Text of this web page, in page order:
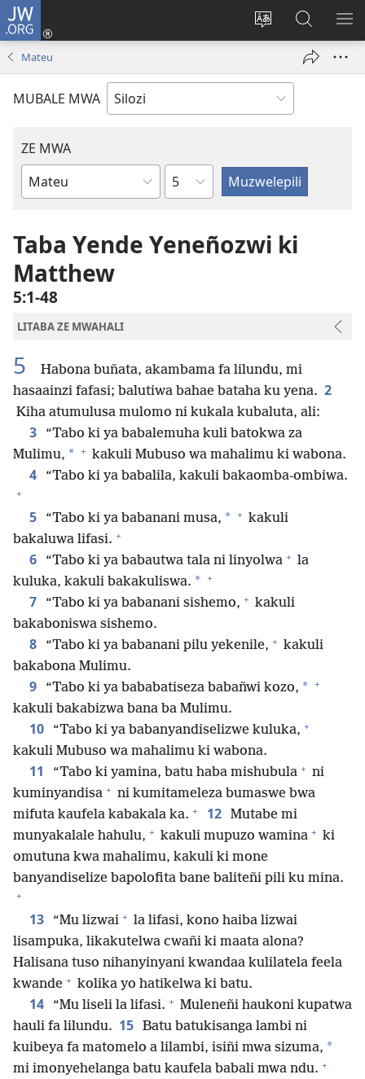
JW.ORG
Mu
Mukene
(opens
Mubate
Litaba
fa
Mateu
MUBALE MWA
ZE MWA
Buka
Bibele
Chapter
Taba Yende Yeneñozwi ki
Matthew
5:1-48
LITABA ZE MWAHALI
5
Habona buñata, akambama fa lilundu, mi
hasaainzi fafasi; balutiwa bahae bataha ku yena. 2
Kiha atumulusa mulomo ni kukala kubaluta, ali:
3
“Tabo ki ya babalemuha kuli batokwa za
Mulimu, * + kakuli Mubuso wa mahalimu ki wabona.
4 “Tabo ki ya babalila, kakuli bakaomba-ombiwa.
+
5 “Tabo ki ya babanani musa, * + kakuli
bakaluwa lifasi. +
6 “Tabo ki ya babautwa tala ni linyolwa + la
kuluka, kakuli bakakuliswa. * +
7 “Tabo ki ya babanani sishemo, + kakuli
bakaboniswa sishemo.
8 “Tabo ki ya babanani pilu yekenile, + kakuli
bakabona Mulimu.
9 “Tabo ki ya bababatiseza babañwi kozo, * +
kakuli bakabizwa bana ba Mulimu.
10 “Tabo ki ya babanyandiselizwe kuluka, +
kakuli Mubuso wa mahalimu ki wabona.
11 “Tabo ki yamina, batu haba mishubula + ni
kuminyandisa + ni kumitameleza bumaswe bwa
mifuta kaufela kabakala ka. + 12 Mutabe mi
munyakalale hahulu, + kakuli mupuzo wamina + ki
omutuna kwa mahalimu, kakuli ki mone
banyandiselize bapolofita bane baliteñi pili ku mina.
+
13 “Mu lizwai + la lifasi, kono haiba lizwai
lisampuka, likakutelwa cwañi ki maata alona?
Halisana tuso nihanyinyani kwandaa kulilatela feela
kwande + kolika yo hatikelwa ki batu.
14 “Mu liseli la lifasi. + Muleneñi haukoni kupatwa
hauli fa lilundu. 15 Batu batukisanga lambi ni
kuibeya fa matomelo a lilambi, isiñi mwa sizuma, *
mi imonyehelanga batu kaufela babali mwa ndu. +